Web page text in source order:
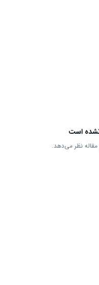
است
مقاله نظر می‌دهد.